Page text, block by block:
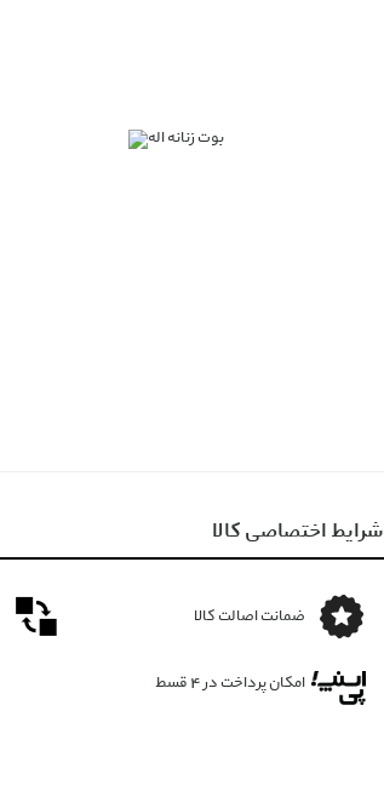
شرایط اختصاصی کالا
ضمانت اصالت کالا
امکان پرداخت در 4 قسط